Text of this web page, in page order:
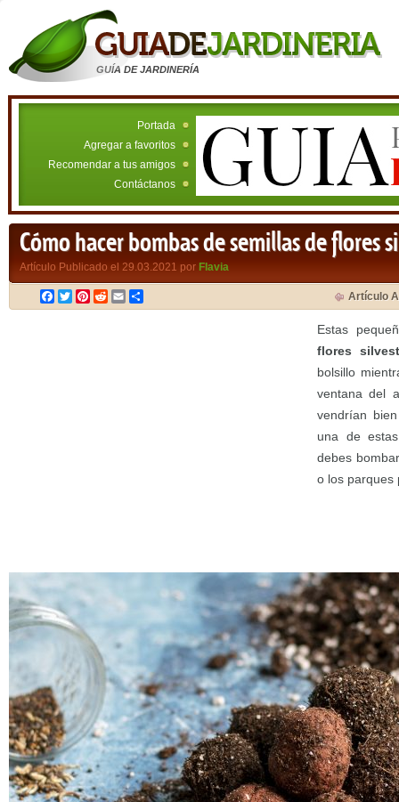
GUÍA DE JARDINERÍA
Portada
Agregar a favoritos
Recomendar a tus amigos
Contáctanos
Cómo hacer bombas de semillas de flores
Artículo Publicado el 29.03.2021 por Flavia
Facebook
TwitterPinterest
RedditEmail Artículo
Estas
flores
bolsillo
ventana del
vendrían
una de
debes
o los parques